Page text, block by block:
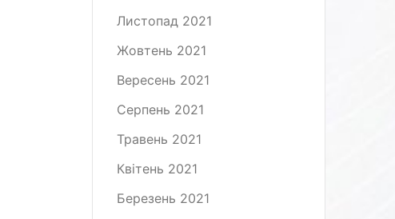
Листопад 2021
Жовтень 2021
Вересень 2021
Серпень 2021
Травень 2021
Квітень 2021
Березень 2021